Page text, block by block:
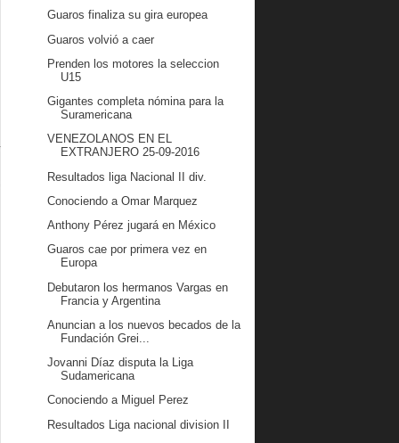
Guaros finaliza su gira europea
Guaros volvió a caer
Prenden los motores la seleccion
U15
Gigantes completa nómina para la
Suramericana
VENEZOLANOS EN EL
EXTRANJERO 25-09-2016
Resultados liga Nacional II div.
Conociendo a Omar Marquez
Anthony Pérez jugará en México
Guaros cae por primera vez en
Europa
Debutaron los hermanos Vargas en
Francia y Argentina
Anuncian a los nuevos becados de la
Fundación Grei...
Jovanni Díaz disputa la Liga
Sudamericana
Conociendo a Miguel Perez
Resultados Liga nacional division II